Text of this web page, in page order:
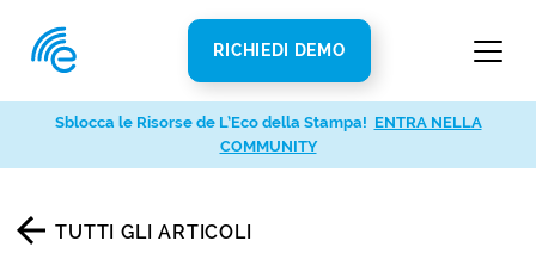
RICHIEDI DEMO
TUTTI GLI ARTICOLI
Sblocca le Risorse de L’Eco della Stampa! ENTRA NELLA
COMMUNITY